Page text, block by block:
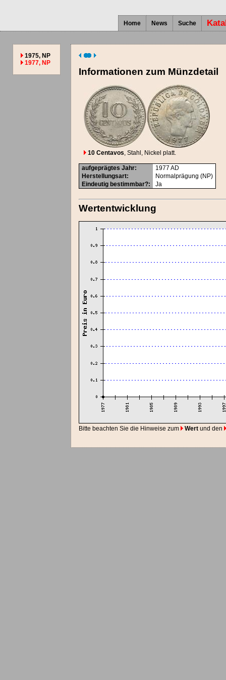
Home News Suche
1975, NP
1977, NP
Informationen zum Münzdetail
10 Centavos, Stahl, Nickel platt.
aufgeprägtes Jahr: 1977AD
Herstellungsart:
Normalprägung (NP)
Eindeutig bestimmbar?: Ja
Wertentwicklung
Bitte beachten Sie die Hinweise zum Wert und den